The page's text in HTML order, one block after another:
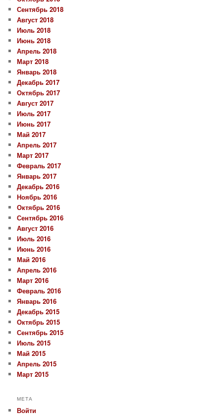
Сентябрь 2018
Август 2018
Июль 2018
Июнь 2018
Апрель 2018
Март 2018
Январь 2018
Декабрь 2017
Октябрь 2017
Август 2017
Июль 2017
Июнь 2017
Май 2017
Апрель 2017
Март 2017
Февраль 2017
Январь 2017
Декабрь 2016
Ноябрь 2016
Октябрь 2016
Сентябрь 2016
Август 2016
Июль 2016
Июнь 2016
Май 2016
Апрель 2016
Март 2016
Февраль 2016
Январь 2016
Декабрь 2015
Октябрь 2015
Сентябрь 2015
Июль 2015
Май 2015
Апрель 2015
Март 2015
МЕТА
Войти